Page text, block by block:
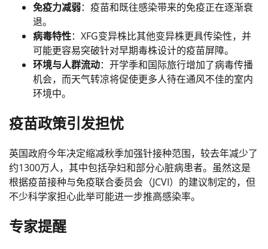
免疫力减弱：疫苗和既往感染带来的免疫正在逐渐衰
退。
病毒特性：XFG变异株比其他变异株更具传染性，并
可能更容易突破针对早期毒株设计的疫苗屏障。
环境与人群流动：开学季和国际旅行增加了病毒传播
机会，而天气转凉将促使更多人待在通风不佳的室内
环境中。
疫苗政策引发担忧
英国政府今年决定缩减秋季加强针接种范围，较去年减少了
约1300万人，其中包括孕妇和部分心脏病患者。虽然这是
根据疫苗接种与免疫联合委员会（JCVI）的建议制定的，但
不少科学家担心此举可能进一步推高感染率。
专家提醒